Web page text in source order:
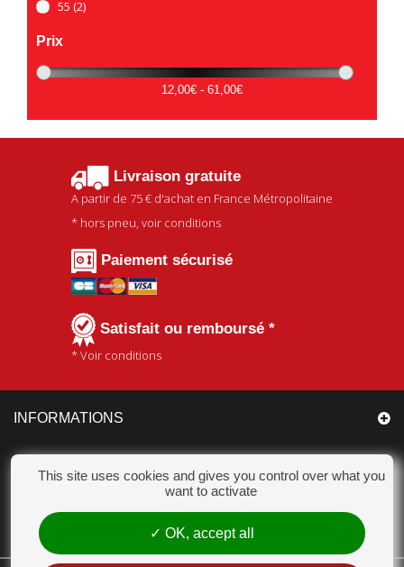
55 (2)
Prix
12,00€ - 61,00€
Livraison gratuite
A partir de 75 € d'achat en France Métropolitaine
* hors pneu, voir conditions
Paiement sécurisé
Satisfait ou remboursé *
* Voir conditions
INFORMATIONS
CATÉGORIES
MON COMPTE
This site uses cookies and gives you control over what you
want to activate
OK, accept all